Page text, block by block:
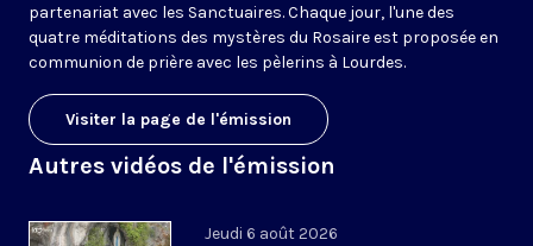
partenariat avec les Sanctuaires. Chaque jour, l'une des
quatre méditations des mystères du Rosaire est proposée en
communion de prière avec les pèlerins à Lourdes.
Visiter la page de l'émission
Autres vidéos de l'émission
Jeudi 6 août 2026